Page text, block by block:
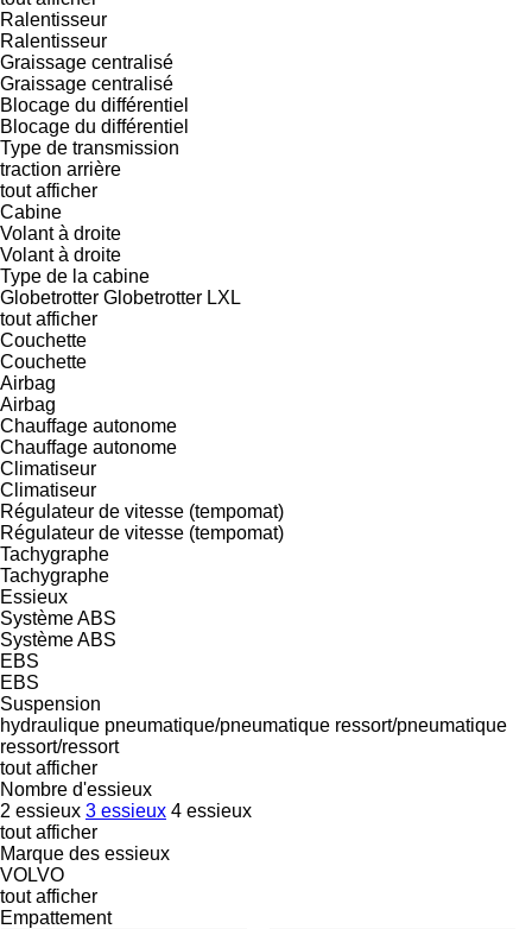
Ralentisseur
Ralentisseur
Graissage centralisé
Graissage centralisé
Blocage du différentiel
Blocage du différentiel
Type de transmission
traction arrière
tout afficher
Cabine
Volant à droite
Volant à droite
Type de la cabine
Globetrotter Globetrotter LXL
tout afficher
Couchette
Couchette
Airbag
Airbag
Chauffage autonome
Chauffage autonome
Climatiseur
Climatiseur
Régulateur de vitesse (tempomat)
Régulateur de vitesse (tempomat)
Tachygraphe
Tachygraphe
Essieux
Système ABS
Système ABS
EBS
EBS
Suspension
hydraulique pneumatique/pneumatique ressort/pneumatique
ressort/ressort
tout afficher
Nombre d'essieux
2 essieux 3 essieux 4 essieux
tout afficher
Marque des essieux
VOLVO
tout afficher
Empattement